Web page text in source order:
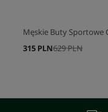
Męskie Buty Sportowe
629 PLN
315 PLN